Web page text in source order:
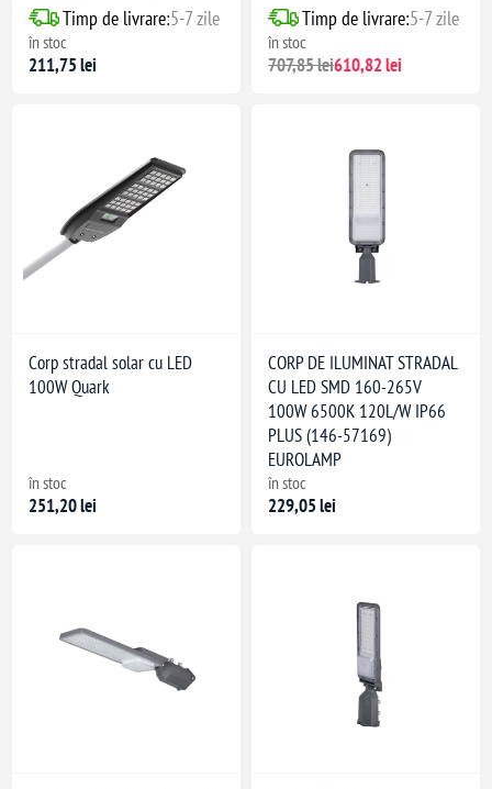
Timp de livrare:5-7 zile
în stoc
211,75 lei
Timp de livrare:5-7 zile
în stoc
707,85 lei610,82 lei
Corp stradal solar cu LED
100W Quark
în stoc
251,20 lei
CORP DE ILUMINAT STRADAL
CU LED SMD 160-265V
100W 6500K 120L/W IP66
PLUS (146-57169)
EUROLAMP
în stoc
229,05 lei